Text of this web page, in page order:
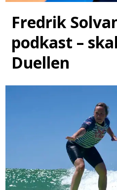
Fredrik
podkast –
Duellen